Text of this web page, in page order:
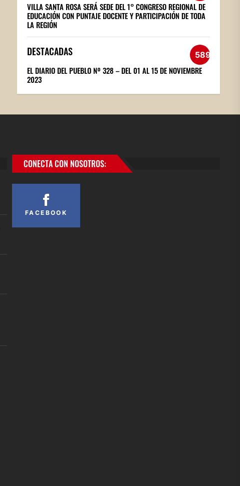
VILLA SANTA ROSA SERÁ SEDE DEL 1° CONGRESO REGIONAL DE
EDUCACIÓN CON PUNTAJE DOCENTE Y PARTICIPACIÓN DE TODA
LA REGIÓN
DESTACADAS 589
EL DIARIO DEL PUEBLO Nº 328 – DEL 01 AL 15 DE NOVIEMBRE
2023
CONECTA CON NOSOTROS:
FACEBOOK